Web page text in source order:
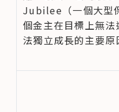
Jubilee（一個大型
個金主在目標上無
法獨立成長的主要原